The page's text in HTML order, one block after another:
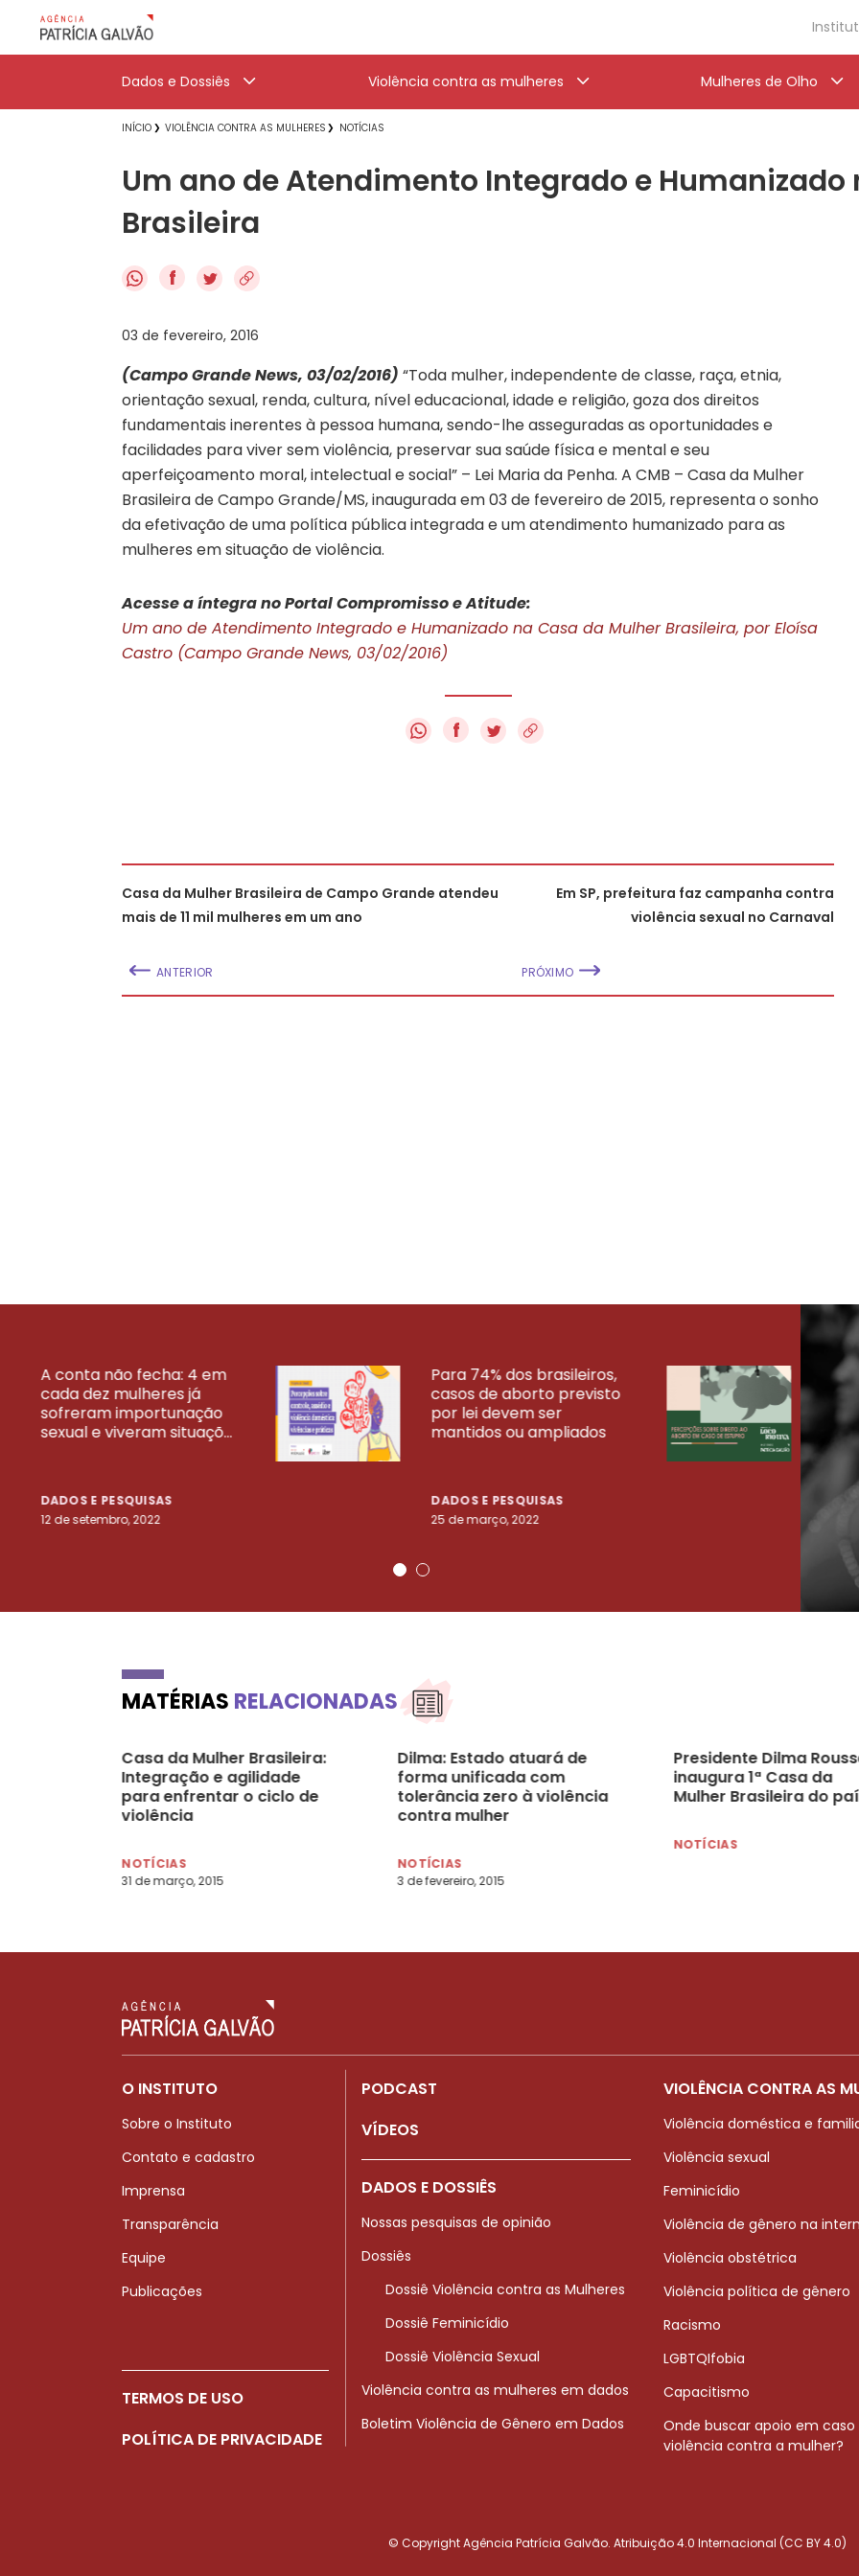
Dados e Dossiês Violência contra as mulheres Mulheres de Olho
INÍCIO VIOLÊNCIA CONTRA AS MULHERES NOTÍCIAS
Um ano de Atendimento Integrado e Humanizado
Brasileira
f
03 de fevereiro, 2016
(Campo Grande News, 03/02/2016) “Toda mulher, independente de classe, raça, etnia,
orientação sexual, renda, cultura, nível educacional, idade e religião, goza dos direitos
fundamentais inerentes à pessoa humana, sendo-lhe asseguradas as oportunidades e
facilidades para viver sem violência, preservar sua saúde física e mental e seu
aperfeiçoamento moral, intelectual e social” – Lei Maria da Penha. A CMB – Casa da Mulher
Brasileira de Campo Grande/MS, inaugurada em 03 de fevereiro de 2015, representa o sonho
da efetivação de uma política pública integrada e um atendimento humanizado para as
mulheres em situação de violência.
Acesse a íntegra no Portal Compromisso e Atitude:
Um ano de Atendimento Integrado e Humanizado na Casa da Mulher Brasileira, por Eloísa
Castro (Campo Grande News, 03/02/2016)
f
Casa da Mulher Brasileira de Campo Grande atendeu
mais de 11 mil mulheres em um ano
ANTERIOR
Em SP, prefeitura faz campanha contra
violência sexual no Carnaval
PRÓXIMO
A conta não fecha: 4 em
cada dez mulheres já
sofreram importunação
sexual e viveram situaçõ...
DADOS E PESQUISAS
12 de setembro, 2022
Para 74% dos brasileiros,
casos de aborto previsto
por lei devem ser
mantidos ou ampliados
DADOS E PESQUISAS
25 de março, 2022
23
VEJA MAIS PESQUISAS
MATÉRIAS RELACIONADAS
Casa da Mulher Brasileira:
Integração e agilidade
para enfrentar o ciclo de
violência
NOTÍCIAS
31 de março, 2015
Dilma: Estado atuará de
forma unificada com
tolerância zero à violência
contra mulher
NOTÍCIAS
3 de fevereiro, 2015
Presidente Dilma
inaugura 1ª Casa da
Mulher Brasileira do
NOTÍCIAS
O INSTITUTO
Sobre o Instituto
Contato e cadastro
Imprensa
Transparência
Equipe
Publicações
TERMOS DE USO
POLÍTICA DE PRIVACIDADE
PODCAST
VÍDEOS
DADOS E DOSSIÊS
Nossas pesquisas de opinião
Dossiês
Dossiê Violência contra as Mulheres
Dossiê Feminicídio
Dossiê Violência Sexual
Violência contra as mulheres em dados
Boletim Violência de Gênero em Dados
VIOLÊNCIA CONTRA AS
Violência doméstica e
Violência sexual
Feminicídio
Violência de gênero na
Violência obstétrica
Violência política de gênero
Racismo
LGBTQIfobia
Capacitismo
Onde buscar apoio em caso
violência contra a mulher?
© Copyright Agência Patrícia Galvão. Atribuição 4.0 Internacional (CC BY 4.0)